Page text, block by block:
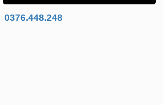
0376.448.248